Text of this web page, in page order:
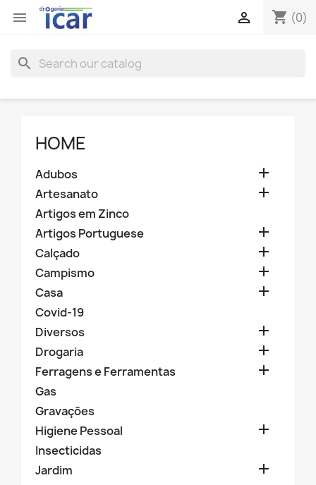
 shopping_cart (0)

search
HOME
Adubos 
Artesanato 
Artigos em Zinco
Artigos Portuguese

Calçado 
Campismo 
Casa 
Covid-19
Diversos

Drogaria 
Ferragens e Ferramentas 
Gas
Gravações
Higiene Pessoal

Insecticidas
Jardim
